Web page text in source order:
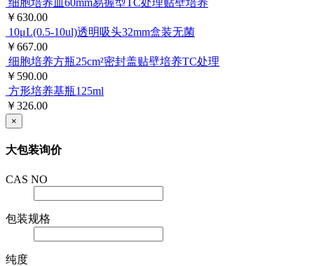
细胞培养皿60mm易握型TC处理贴壁培养
￥630.00
10μL(0.5-10ul)透明吸头32mm盒装无菌
￥667.00
细胞培养方瓶25cm²密封盖贴壁培养TC处理
￥590.00
方形培养基瓶125ml
￥326.00
×
大包装询价
CAS NO
包装规格
纯度